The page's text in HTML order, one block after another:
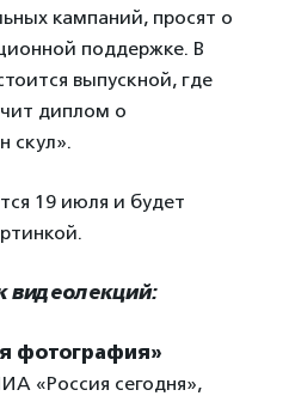
кампаний, просят о
поддержке. В
выпускной, где
диплом о
скул».
19 июля и будет
видеолекций:
фотография»
«Россия сегодня»,